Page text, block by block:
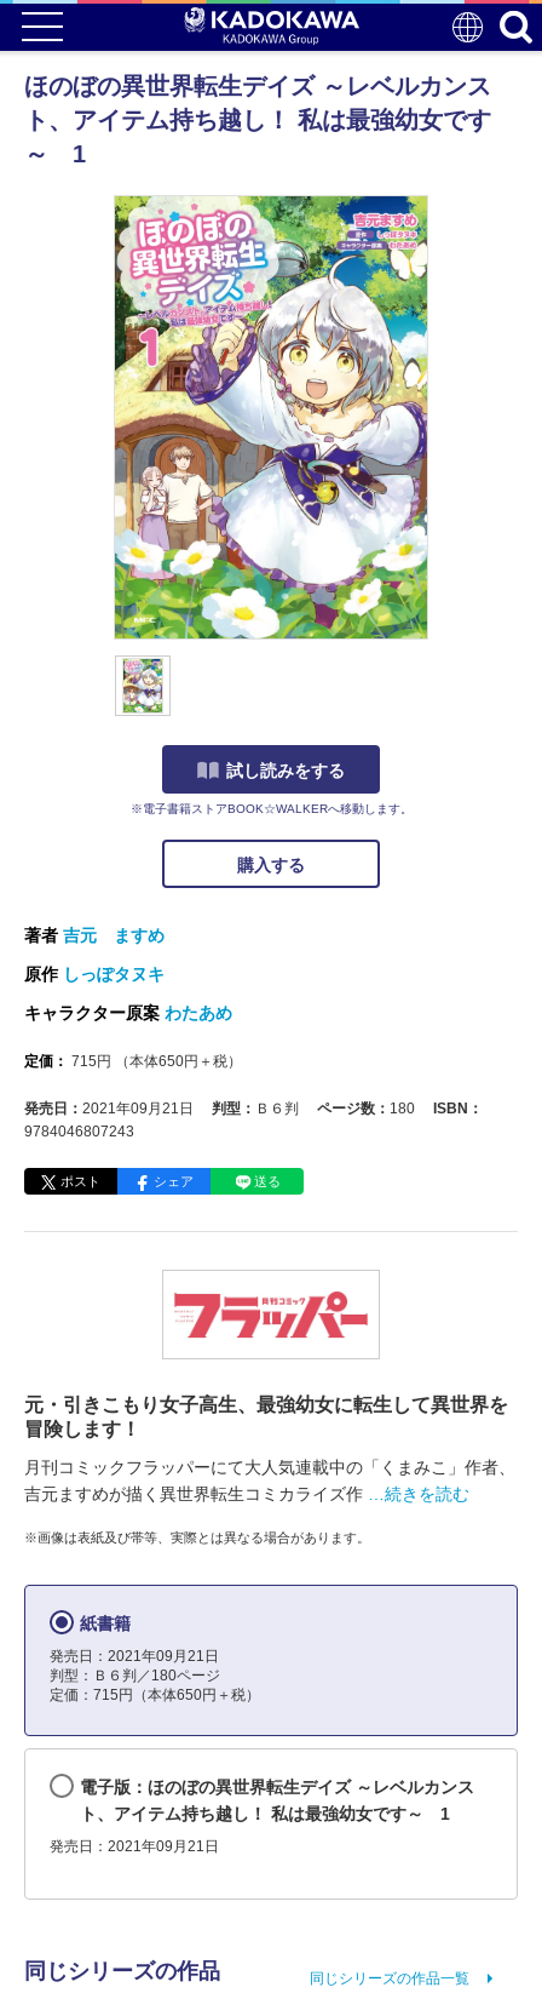
ほのぼの異世界転生デイズ ～レベルカンス
ト、アイテム持ち越し！ 私は最強幼女です
～ 1
試し読みをする
※電子書籍ストアBOOK☆WALKERへ移動します。
購入する
著者 吉元 ますめ
原作 しっぽタヌキ
キャラクター原案 わたあめ
定価： 715 円 （本体650円＋税）
発売日： 2021年09月21日 判型： Ｂ６判 ページ数： 180
ISBN：
9784046807243
ポスト シェア 送る
元・引きこもり女子高生、最強幼女に転生して異世界を
冒険します！
月刊コミックフラッパーにて大人気連載中の「くまみこ」作者、
吉元ますめが描く異世界転生コミカライズ作
…続きを読む
※画像は表紙及び帯等、実際とは異なる場合があります。
紙書籍
発売日：2021年09月21日
判型：Ｂ６判／180ページ
定価：715円（本体650円＋税）
電子版：ほのぼの異世界転生デイズ ～レベルカンス
ト、アイテム持ち越し！ 私は最強幼女です～ 1
発売日：2021年09月21日
同じシリーズの作品 同じシリーズの作品一覧